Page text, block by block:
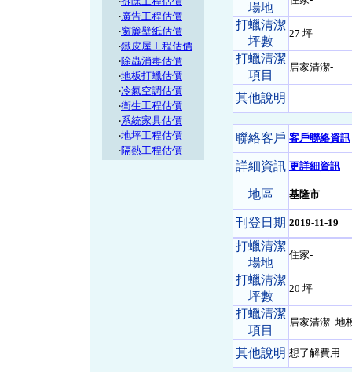
‧廣告工程估價
‧窗簾壁紙估價
‧鐵皮屋工程估價
‧除蟲消毒估價
‧地板打蠟估價
‧冷氣空調估價
‧衛生工程估價
‧系統家具估價
‧地坪工程估價
‧隔熱工程估價
場地
打蠟清潔
坪數
27 坪
打蠟清潔
項目
居家清潔-
其他說明
聯絡客戶 客戶聯絡資訊
詳細資訊 更詳細資訊
地區 基隆市
刊登日期 2019-11-19
打蠟清潔
場地
住家-
打蠟清潔
坪數
20 坪
打蠟清潔
項目
居家清潔- 地
其他說明 想了解費用